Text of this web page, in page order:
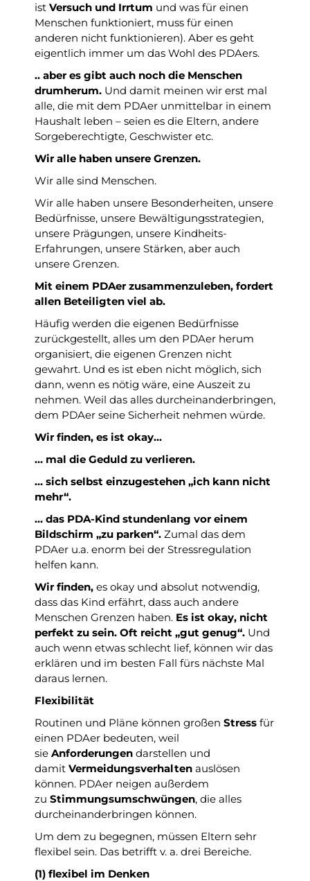
ist Versuch und Irrtum und was für einen
Menschen funktioniert, muss für einen
anderen nicht funktionieren). Aber es geht
eigentlich immer um das Wohl des PDAers.
.. aber es gibt auch noch die Menschen
drumherum. Und damit meinen wir erst mal
alle, die mit dem PDAer unmittelbar in einem
Haushalt leben – seien es die Eltern, andere
Sorgeberechtigte, Geschwister etc.
Wir alle haben unsere Grenzen.
Wir alle sind Menschen.
Wir alle haben unsere Besonderheiten, unsere
Bedürfnisse, unsere Bewältigungsstrategien,
unsere Prägungen, unsere Kindheits-
Erfahrungen, unsere Stärken, aber auch
unsere Grenzen.
Mit einem PDAer zusammenzuleben, fordert
allen Beteiligten viel ab.
Häufig werden die eigenen Bedürfnisse
zurückgestellt, alles um den PDAer herum
organisiert, die eigenen Grenzen nicht
gewahrt. Und es ist eben nicht möglich, sich
dann, wenn es nötig wäre, eine Auszeit zu
nehmen. Weil das alles durcheinanderbringen,
dem PDAer seine Sicherheit nehmen würde.
Wir finden, es ist okay…
… mal die Geduld zu verlieren.
… sich selbst einzugestehen „ich kann nicht
mehr“.
… das PDA-Kind stundenlang vor einem
Bildschirm „zu parken“. Zumal das dem
PDAer u.a. enorm bei der Stressregulation
helfen kann.
Wir finden, es okay und absolut notwendig,
dass das Kind erfährt, dass auch andere
Menschen Grenzen haben. Es ist okay, nicht
perfekt zu sein. Oft reicht „gut genug“. Und
auch wenn etwas schlecht lief, können wir das
erklären und im besten Fall fürs nächste Mal
daraus lernen.
Flexibilität
Routinen und Pläne können großen Stress für
einen PDAer bedeuten, weil
sie Anforderungen darstellen und
damit Vermeidungsverhalten auslösen
können. PDAer neigen außerdem
zu Stimmungsumschwüngen, die alles
durcheinanderbringen können.
Um dem zu begegnen, müssen Eltern sehr
flexibel sein. Das betrifft v. a. drei Bereiche.
(1) flexibel im Denken